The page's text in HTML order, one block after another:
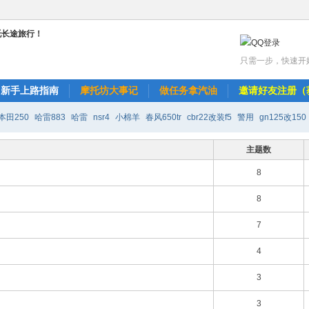
只需一步，快速开
新手上路指南 摩托坊大事记 做任务拿汽油 邀请好友注册（
田250 哈雷883 哈雷 nsr4 小棉羊 春风650tr cbr22改装f5 警用 gn125改150
主题数
8
8
7
4
3
3